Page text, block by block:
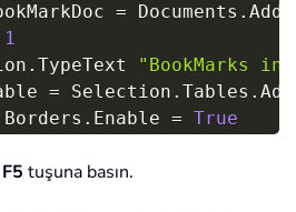
= Documents . Add
1
. TypeText
"BookMarks in
= Selection . Tables . Add
Borders . Enable = True
(xRow, 1).
F5 tuşuna basın.